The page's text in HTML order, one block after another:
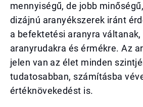
mennyiségű, de jobb
dizájnú aranyékszerek iránt
a befektetési aranyra
aranyrudakra és érmékre. Az
jelen van az élet minden
tudatosabban, számításba
értéknövekedést is.